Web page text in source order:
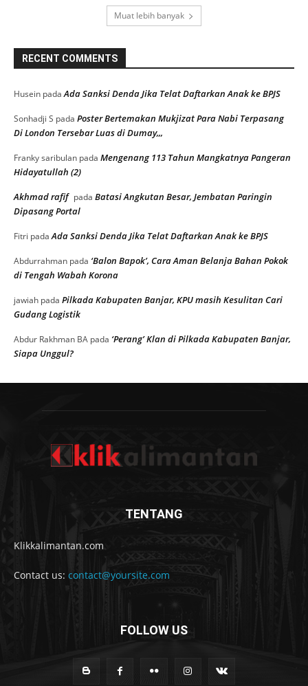
Muat lebih banyak
RECENT COMMENTS
Husein padaAda Sanksi Denda Jika Telat Daftarkan Anak ke BPJS
Sonhadji S pada Poster Bertemakan Mukjizat Para Nabi Terpasang
Di London Tersebar Luas di Dumay,,,
Franky saribulan pada Mengenang 113 Tahun Mangkatnya Pangeran
Hidayatullah (2)
Akhmad rafif pada Batasi Angkutan Besar, Jembatan Paringin
Dipasang Portal
Fitri padaAda Sanksi Denda Jika Telat Daftarkan Anak ke BPJS
Abdurrahman pada ‘Balon Bapok’, Cara Aman Belanja Bahan Pokok
di Tengah Wabah Korona
jawiah pada Pilkada Kabupaten Banjar, KPU masih Kesulitan Cari
Gudang Logistik
Abdur Rakhman BA pada ‘Perang’ Klan di Pilkada Kabupaten Banjar,
Siapa Unggul?
TENTANG
Klikkalimantan.com
Contact us: contact@yoursite.com
FOLLOW US